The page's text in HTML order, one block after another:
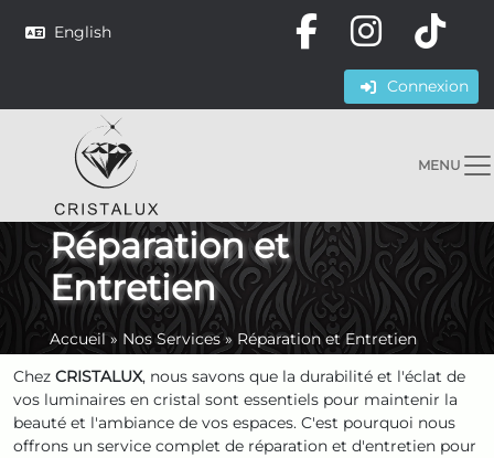
English
Connexion
MENU
Réparation et
Entretien
Accueil» Nos Services» Réparation et Entretien
Chez CRISTALUX, nous savons que la durabilité et l'éclat de
vos luminaires en cristal sont essentiels pour maintenir la
beauté et l'ambiance de vos espaces. C'est pourquoi nous
offrons un service complet de réparation et d'entretien pour